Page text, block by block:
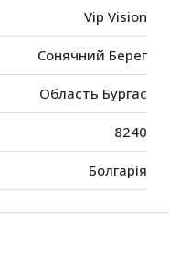
Vip Vision
Сонячний Берег
Область Бургас
8240
Болгарія